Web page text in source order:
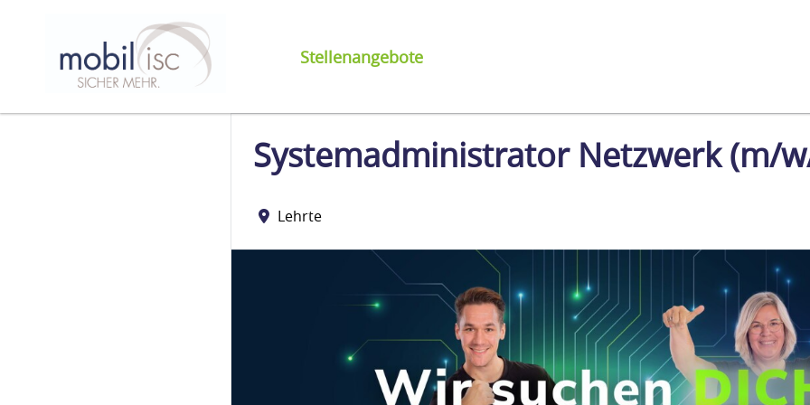
Stellenangebote
Systemadministrator Netzwerk (m/
Lehrte